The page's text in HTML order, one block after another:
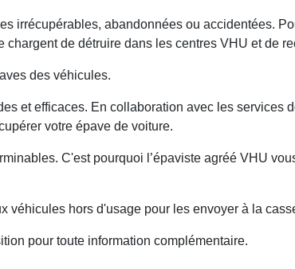
irrécupérables, abandonnées ou accidentées.
de détruire dans les centres VHU et de
des véhicules.
et efficaces. En collaboration avec les services
votre épave de voiture.
C'est pourquoi l’épaviste agréé VHU
véhicules hors d'usage pour les envoyer à la
pour toute information complémentaire.